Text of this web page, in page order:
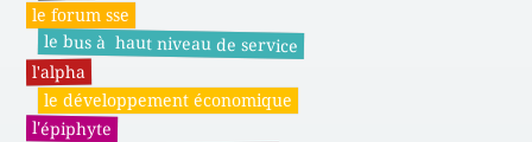
le forum sse
le bus à haut niveau de service
l'alpha
le développement économique
l'épiphyte